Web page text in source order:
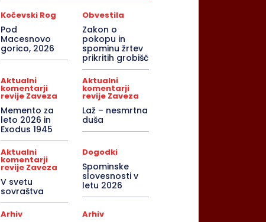
Kočevski Rog
Pod
Macesnovo
gorico, 2026
Obvestila
Zakon o
pokopu in
spominu žrtev
prikritih grobišč
Aktualni
komentarji
revije Zaveza
Memento za
leto 2026 in
Exodus 1945
Aktualni
komentarji
revije Zaveza
Laž – nesmrtna
duša
Aktualni
komentarji
revije Zaveza
V svetu
sovraštva
Dogodki
Spominske
slovesnosti v
letu 2026
Arhiv Arhiv